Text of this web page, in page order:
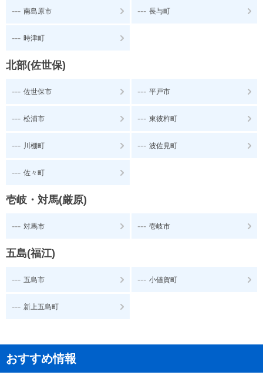
--- 南島原市 --- 長与町
--- 時津町
北部(佐世保)
--- 佐世保市 --- 平戸市
--- 松浦市 --- 東彼杵町
--- 川棚町 --- 波佐見町
--- 佐々町
壱岐・対馬(厳原)
--- 対馬市 --- 壱岐市
五島(福江)
--- 五島市 --- 小値賀町
--- 新上五島町
おすすめ情報